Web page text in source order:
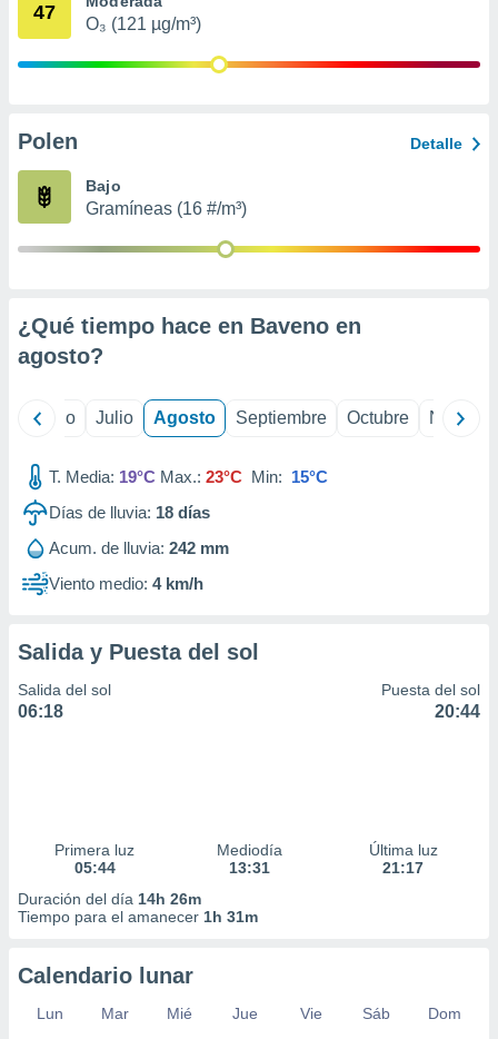
publicidad
de
1199
47
O₃ (121 µg/m³)
Polen Detalle
Bajo
Gramíneas (16 #/m³)
¿Qué tiempo hace en Baveno en
agosto?
Junio Julio Agosto Septiembre Octubre
T. Media: 19°C Max.: 23°C Min: 15°C
Días de lluvia: 18 días
Acum. de lluvia: 242 mm
Viento medio: 4 km/h
Salida y Puesta del sol
Salida del sol
06:18
Puesta del sol
20:44
Primera luz
05:44
Mediodía
13:31
Última luz
21:17
Duración del día 14h 26m
Tiempo para el amanecer 1h 31m
Calendario lunar
Lun Mar Mié Jue Vie Sáb
Dom